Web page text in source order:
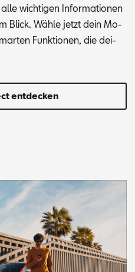
alle wich­ti­gen In­for­ma­tio­nen
Blick. Wäh­le jetzt dein Mo­
Funk­tio­nen, die dei­
entdecken